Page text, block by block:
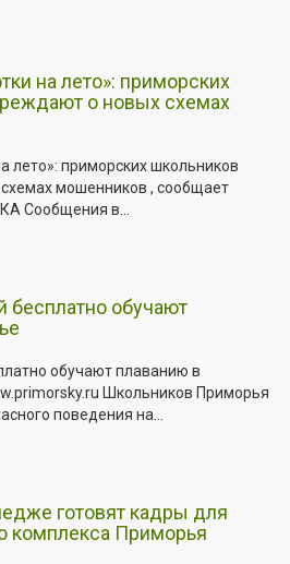
на лето»: приморских
о новых схемах
лето»: приморских школьников
мошенников , сообщает
Сообщения в...
бесплатно обучают
обучают плаванию в
Школьников Приморья
поведения на...
готовят кадры для
комплекса Приморья